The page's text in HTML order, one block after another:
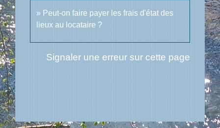
Peut-on faire payer les frais d'état des
lieux au locataire ?
Signaler une erreur sur cette page